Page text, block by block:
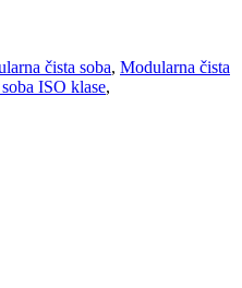
čista soba, Modularna čista
ISO klase,